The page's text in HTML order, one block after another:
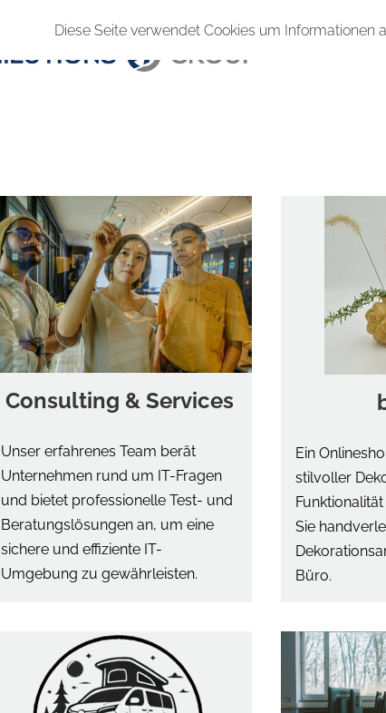
Diese Seite verwendet Cookies um Informationen
Consulting & Services
Unser erfahrenes Team berät
Unternehmen rund um IT-Fragen
und bietet professionelle Test- und
Beratungslösungen an, um eine
sichere und effiziente IT-
Umgebung zu gewährleisten.
Ein
stilvoller
Sie
Büro.